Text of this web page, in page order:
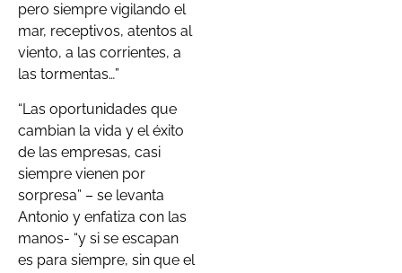
pero siempre vigilando el
mar, receptivos, atentos al
viento, a las corrientes, a
las tormentas…”
“Las oportunidades que
cambian la vida y el éxito
de las empresas, casi
siempre vienen por
sorpresa” – se levanta
Antonio y enfatiza con las
manos- “y si se escapan
es para siempre, sin que el